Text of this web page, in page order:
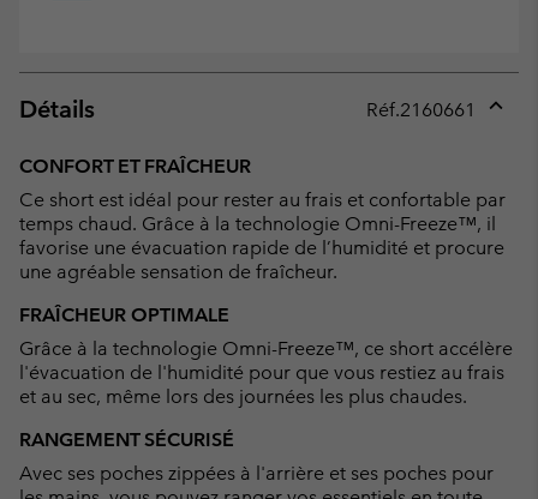
Détails Réf.2160661
CONFORT ET FRAÎCHEUR
Ce short est idéal pour rester au frais et confortable par
temps chaud. Grâce à la technologie Omni-Freeze™, il
favorise une évacuation rapide de l’humidité et procure
une agréable sensation de fraîcheur.
FRAÎCHEUR OPTIMALE
Grâce à la technologie Omni-Freeze™, ce short accélère
l'évacuation de l'humidité pour que vous restiez au frais
et au sec, même lors des journées les plus chaudes.
RANGEMENT SÉCURISÉ
Avec ses poches zippées à l'arrière et ses poches pour